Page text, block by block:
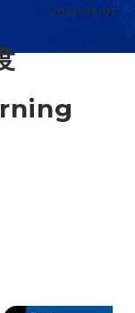
2025-09-01